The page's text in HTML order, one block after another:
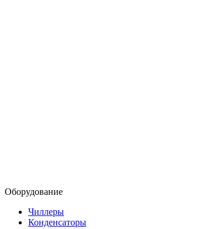
Оборудование
Чиллеры
Конденсаторы